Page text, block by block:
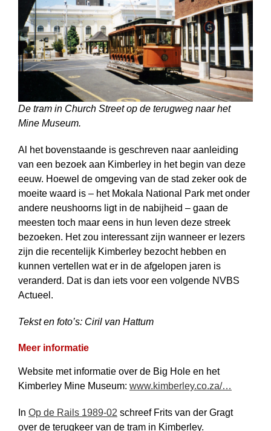
De tram in Church Street op de terugweg naar het
Mine Museum.
Al het bovenstaande is geschreven naar aanleiding
van een bezoek aan Kimberley in het begin van deze
eeuw. Hoewel de omgeving van de stad zeker ook de
moeite waard is – het Mokala National Park met onder
andere neushoorns ligt in de nabijheid – gaan de
meesten toch maar eens in hun leven deze streek
bezoeken. Het zou interessant zijn wanneer er lezers
zijn die recentelijk Kimberley bezocht hebben en
kunnen vertellen wat er in de afgelopen jaren is
veranderd. Dat is dan iets voor een volgende NVBS
Actueel.
Tekst en foto’s: Ciril van Hattum
Meer informatie
Website met informatie over de Big Hole en het
Kimberley Mine Museum: www.kimberley.co.za/…
In Op de Rails 1989-02 schreef Frits van der Gragt
over de terugkeer van de tram in Kimberley.